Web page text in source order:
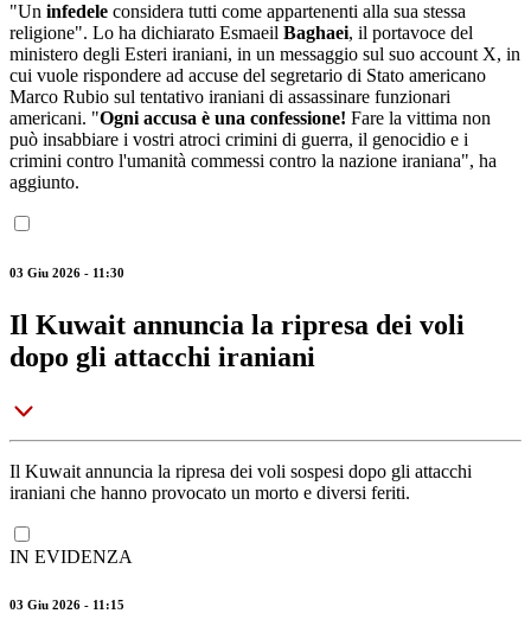
"Un infedele considera tutti come appartenenti alla sua stessa
religione". Lo ha dichiarato Esmaeil Baghaei, il portavoce del
ministero degli Esteri iraniani, in un messaggio sul suo account X, in
cui vuole rispondere ad accuse del segretario di Stato americano
Marco Rubio sul tentativo iraniani di assassinare funzionari
americani. "Ogni accusa è una confessione! Fare la vittima non
può insabbiare i vostri atroci crimini di guerra, il genocidio e i
crimini contro l'umanità commessi contro la nazione iraniana", ha
aggiunto.
03 Giu 2026 - 11:30
Il Kuwait annuncia la ripresa dei voli
dopo gli attacchi iraniani
Il Kuwait annuncia la ripresa dei voli sospesi dopo gli attacchi
iraniani che hanno provocato un morto e diversi feriti.
IN EVIDENZA
03 Giu 2026 - 11:15